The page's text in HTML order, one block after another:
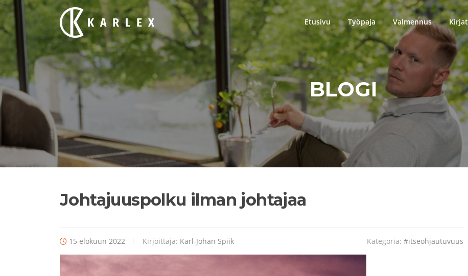
Siirry
suoraan
sisältöön
Etusivu Työpaja Valmennus Kirjat
BLOGI
Johtajuuspolku ilman johtajaa
15 elokuun 2022 Kirjoittaja: Karl-Johan Spiik Kategoria: #itseohjautuvuus